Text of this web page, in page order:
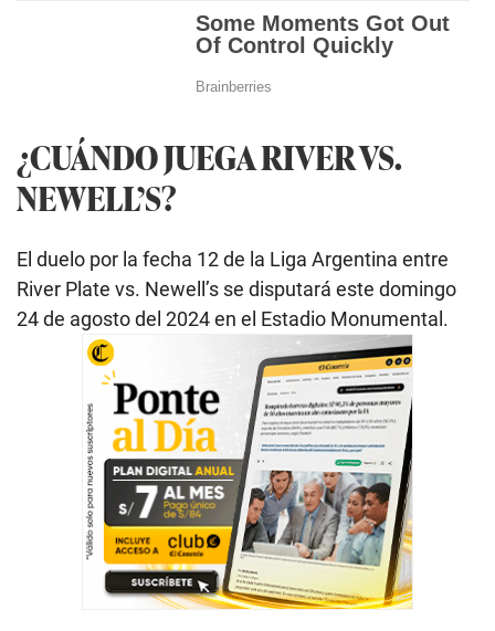
¿CUÁNDO JUEGA RIVER VS.
NEWELL’S?
El duelo por la fecha 12 de la Liga Argentina entre
River Plate vs. Newell’s se disputará este domingo
24 de agosto del 2024 en el Estadio Monumental.